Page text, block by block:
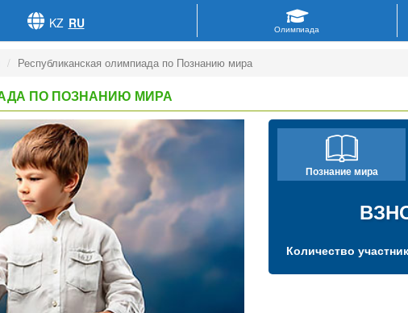
Республиканская олимпиада по Познанию мира
ПО ПОЗНАНИЮ МИРА
Познание мира
Количество
KZ RU